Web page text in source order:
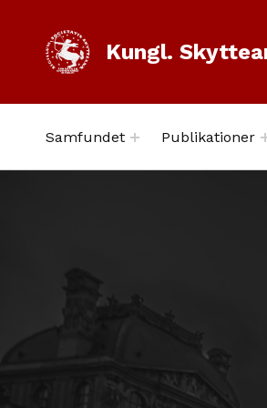
Kungl.
Samfundet Publikationer